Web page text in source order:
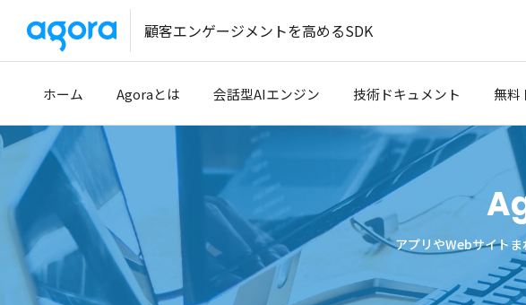
顧客エンゲージメントを高めるSDK
ホーム Agoraとは
導入事例
開発パートナー
会話型AIエンジン 技術ドキュメント
クイックスタート
開発者ブログ
技術サポート
Tencent Cloud
無料
アプリやWebサイトま